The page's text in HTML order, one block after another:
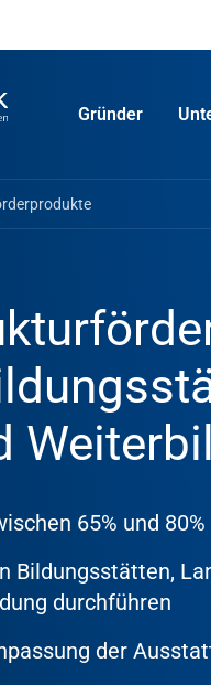
Gründer
65% und
Bildungsstätten,
durchführen
der